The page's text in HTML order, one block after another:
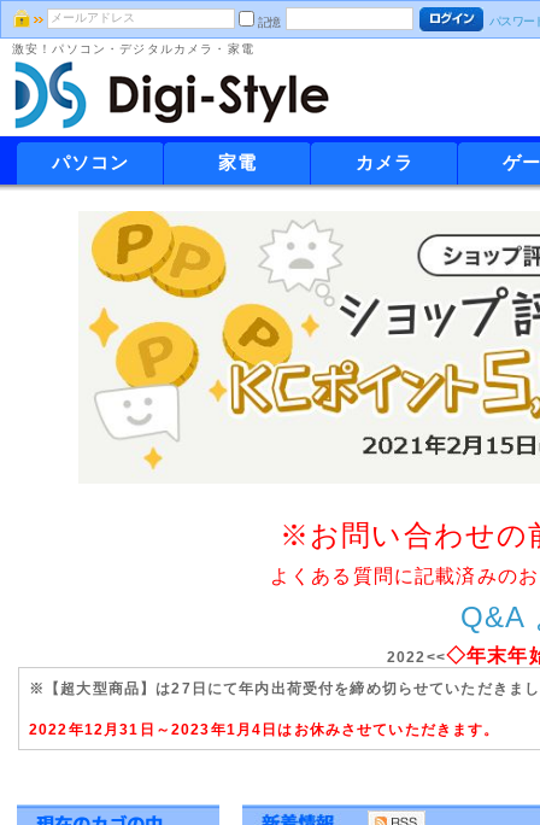
記憶 パスワー
激安！パソコン・デジタルカメラ・家電
パソコン 家電 カメラ ゲ
※お問い合わせの
よくある質問に記載済みの
Q&A
2022<<◇年末年
※【超大型商品】は27日にて年内出荷受付を締め切らせていただきま
2022年12月31日～2023年1月4日はお休みさせていただきます。